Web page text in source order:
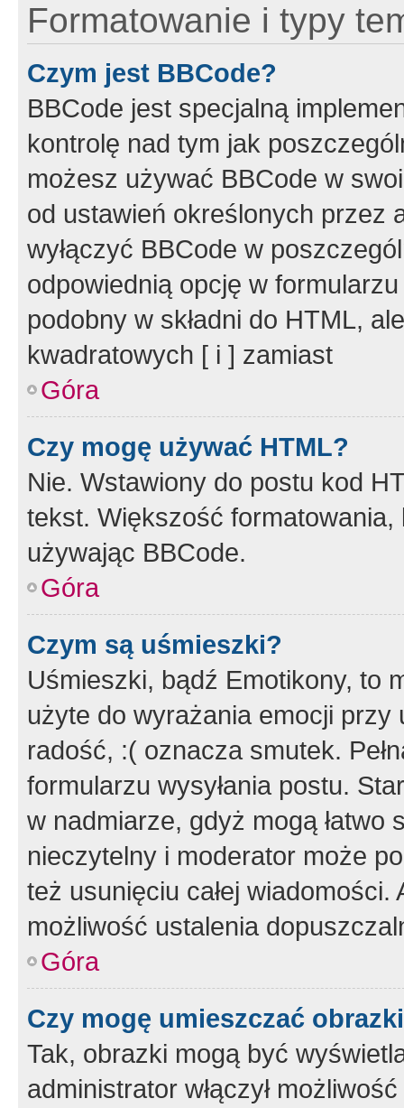
Formatowanie i typy
Czym jest BBCode?
BBCode jest specjalną
kontrolę nad tym jak
możesz używać BBCode w
od ustawień określonych przez
wyłączyć BBCode w
odpowiednią opcję w
podobny w składni do HTML,
kwadratowych [ i ] zamiast
Góra
Czy mogę używać HTML?
Nie. Wstawiony do postu kod
tekst. Większość
używając BBCode.
Góra
Czym są uśmieszki?
Uśmieszki, bądź Emotikony, to
użyte do wyrażania emocji
radość, :( oznacza smutek.
formularzu wysyłania postu.
w nadmiarze, gdyż mogą
nieczytelny i moderator może
też usunięciu całej
możliwość ustalenia
Góra
Czy mogę umieszczać
Tak, obrazki mogą być
administrator włączył